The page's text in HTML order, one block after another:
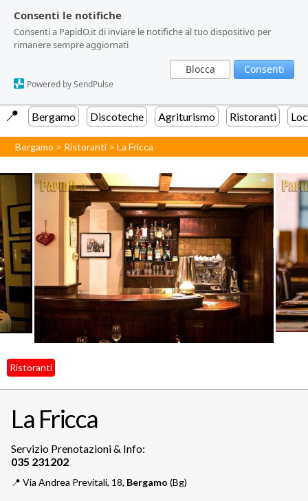
Consenti le notifiche
Consenti a PapidO.it di inviare le notifiche al tuo dispositivo per
rimanere sempre aggiornati
Blocca Consenti
Powered by SendPulse
Consenti le notifiche
Consenti a PapidO.it di inviare le notifiche al tuo dispositivo per
rimanere sempre aggiornati
Blocca Consenti
Powered by SendPulse
📍️ Bergamo Discoteche Agriturismo Ristoranti
Bergamo > Ristoranti >La Fricca
Ristoranti
La Fricca
Servizio Prenotazioni & Info:
📍️ Via Andrea Previtali, 18, Bergamo (Bg)